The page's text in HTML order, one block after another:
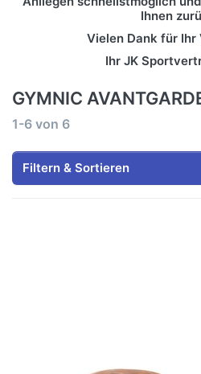
Ihnen
Vielen Dank für Ihr
Ihr JK
GYMNIC
Suchergebnisse:
1-6 von 6
Filtern & Sortieren